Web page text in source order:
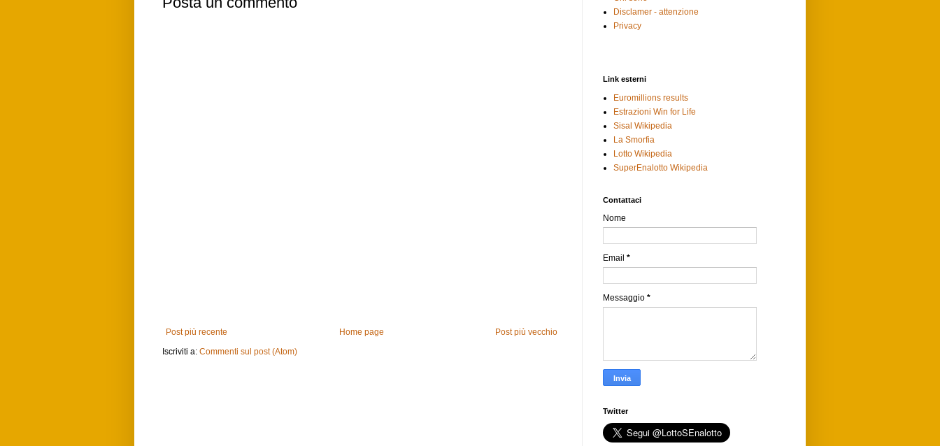
Post più recente Post più vecchio
Home page
Iscriviti a: Commenti sul post (Atom)
Disclamer - attenzione
Privacy
Link esterni
Euromillions results
Estrazioni Win for Life
Sisal Wikipedia
La Smorfia
Lotto Wikipedia
SuperEnalotto Wikipedia
Contattaci
Nome
Email *
Messaggio *
Twitter